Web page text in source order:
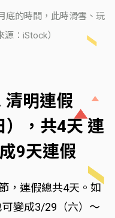
底的時間，此時滑雪、玩
：iStock）
清明連假
，共4天 連
9天連假
，連假總共4天。如
變成3/29（六）～